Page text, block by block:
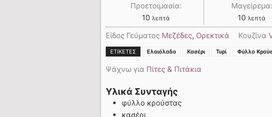
Προετοιμασία:
10 λεπτά
Μαγείρεμα:
10 λεπτά
Είδος Γεύματος Μεζέδες, Ορεκτικά Κουζίνα
ΕΤΙΚΈΤΕΣ Ελαιόλαδο Κασέρι Τυρί Φύλλο
Ψάχνω για Πίτες & Πιτάκια
Υλικά Συνταγής
φύλλο κρούστας
κασέρι